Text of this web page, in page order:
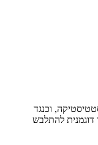
וכנגד
להתלבש